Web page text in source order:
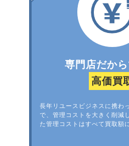
専門店だか
高価買
長年リユースビジネスに携わ
で、管理コストを大きく削減
た管理コストはすべて買取額